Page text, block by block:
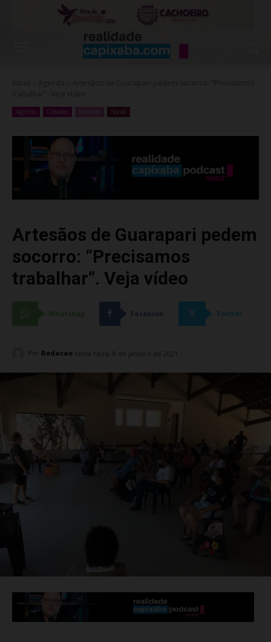
Agenda Cidades Social
Artesãos de Guarapari pedem
socorro: “Precisamos
trabalhar”. Veja vídeo
Facebook Twitter
Por Redacao sexta-feira, 8 de janeiro de 2021